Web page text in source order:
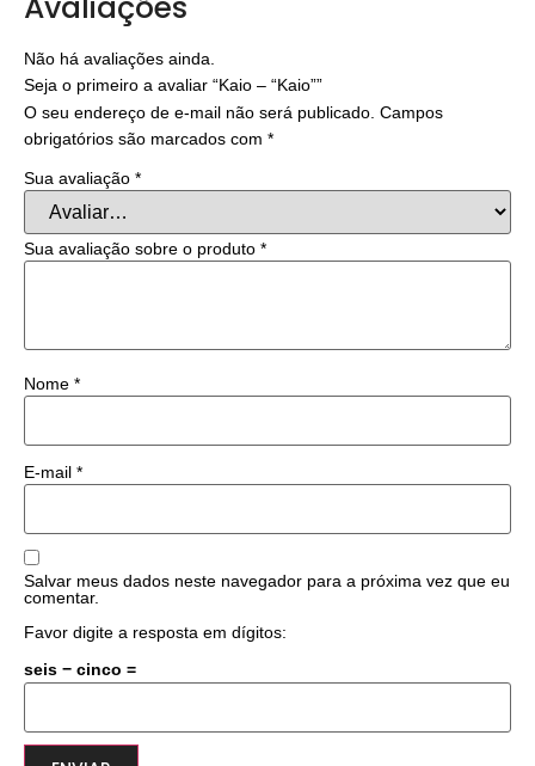
Não há avaliações ainda.
Seja o primeiro a avaliar “Kaio – “Kaio””
O seu endereço de e-mail não será publicado. Campos
obrigatórios são marcados com *
Sua avaliação *
Sua avaliação sobre o produto *
Nome *
E-mail *
Salvar meus dados neste navegador para a próxima vez que eu
comentar.
Favor digite a resposta em dígitos:
seis − cinco =